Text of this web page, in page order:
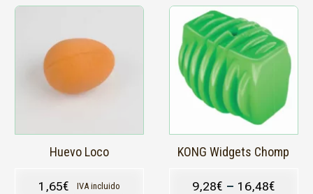
Huevo Loco
1,65€ IVA incluido
KONG Widgets Chomp
9,28€ – 16,48€
Este
producto
tiene
múltiples
variantes.
Las
opciones
elegir
en
página